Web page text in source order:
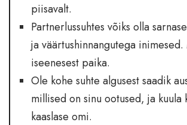
piisavalt.
Partnerlussuhtes võiks olla
ja väärtushinnangutega inimesed.
iseenesest paika.
Ole kohe suhte algusest saadik
millised on sinu ootused, ja kuula
kaaslase omi.